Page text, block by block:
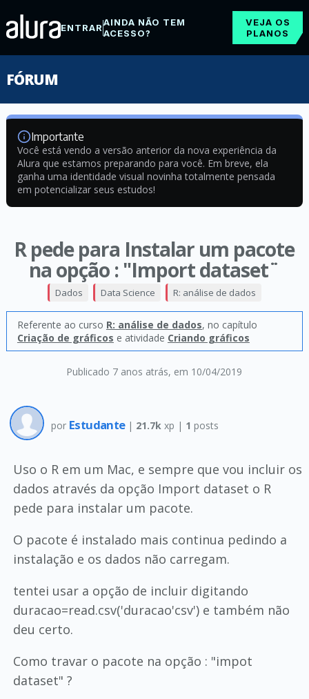
ENTRARAINDA NÃO TEM
ACESSO?
VEJA OS
PLANOS
FÓRUM
Importante
Você está vendo a versão anterior da nova experiência da
Alura que estamos preparando para você. Em breve, ela
ganha uma identidade visual novinha totalmente pensada
em potencializar seus estudos!
R pede para Instalar um pacote
na opção : "Import dataset¨
Publicado 7 anos atrás, em 10/04/2019
Dados Data Science R: análise de dados
Referente ao curso R: análise de dados, no capítulo
Criação de gráficos e atividade Criando gráficos
por Estudante | 21.7k xp | 1 posts
Uso o R em um Mac, e sempre que vou incluir os
dados através da opção Import dataset o R
pede para instalar um pacote.
O pacote é instalado mais continua pedindo a
instalação e os dados não carregam.
tentei usar a opção de incluir digitando
duracao=read.csv('duracao'csv') e também não
deu certo.
Como travar o pacote na opção : "impot
dataset" ?